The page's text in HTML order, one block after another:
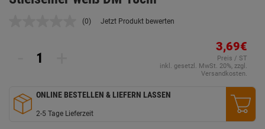
Kein
(0) Jetzt Produkt bewerten
3,69€
Preis / ST
inkl. gesetzl. MwSt. 20%, zzgl.
Versandkosten.
ONLINE BESTELLEN & LIEFERN LASSEN
2-5 Tage Lieferzeit